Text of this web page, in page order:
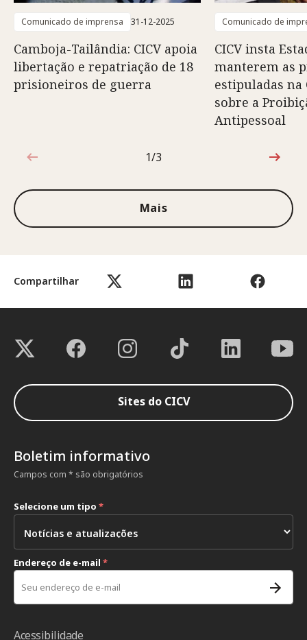
Compartilhar
Comunicado de imprensa 31-12-2025
Camboja-Tailândia: CICV apoia
libertação e repatriação de 18
prisioneiros de guerra
Comunicado de
CICV insta
manterem as
estipuladas na
sobre a
Antipessoal
1 de 3
1/3
Mais
Sites do CICV
Boletim informativo
Campos com * são obrigatórios
Selecione um tipo *
Endereço de e-mail *
Acessibilidade